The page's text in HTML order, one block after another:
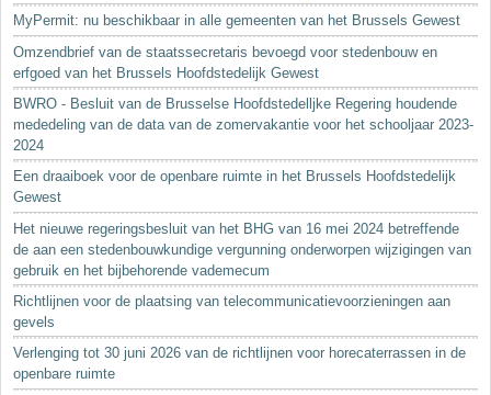
MyPermit: nu beschikbaar in alle gemeenten van het Brussels Gewest
Omzendbrief van de staatssecretaris bevoegd voor stedenbouw en
erfgoed van het Brussels Hoofdstedelijk Gewest
BWRO - Besluit van de Brusselse Hoofdstedelljke Regering houdende
mededeling van de data van de zomervakantie voor het schooljaar 2023-
2024
Een draaiboek voor de openbare ruimte in het Brussels Hoofdstedelijk
Gewest
Het nieuwe regeringsbesluit van het BHG van 16 mei 2024 betreffende
de aan een stedenbouwkundige vergunning onderworpen wijzigingen van
gebruik en het bijbehorende vademecum
Richtlijnen voor de plaatsing van telecommunicatievoorzieningen aan
gevels
Verlenging tot 30 juni 2026 van de richtlijnen voor horecaterrassen in de
openbare ruimte